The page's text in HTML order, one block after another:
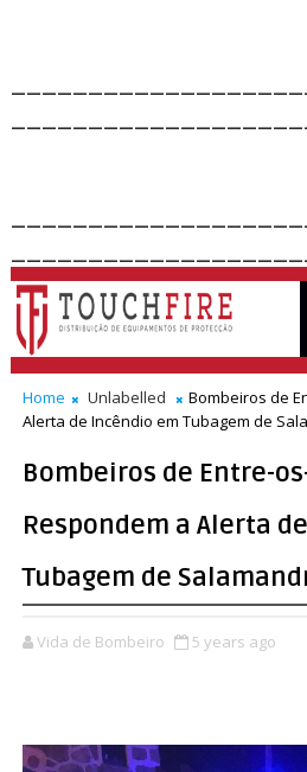
Home Unlabelled
Bombeiros de
Alerta de Incêndio em Tubagem de
Bombeiros de Entre-
Respondem a Alerta
Tubagem de
Vida de Bombeiro 5 years ago